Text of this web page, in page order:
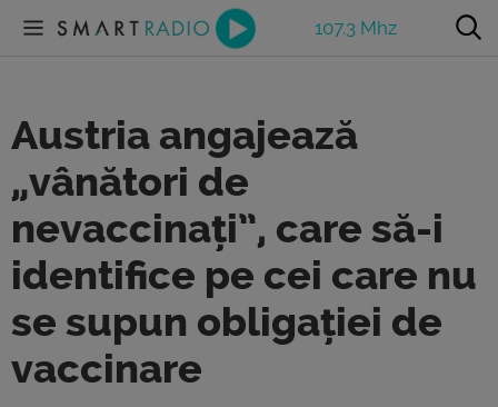
107.3 Mhz
Austria angajează
„vânători de
nevaccinați”, care să-i
identifice pe cei care nu
se supun obligației de
vaccinare